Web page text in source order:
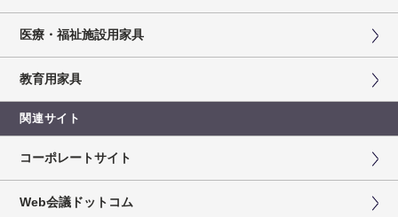
医療・福祉施設用家具
教育用家具
関連サイト
コーポレートサイト
Web会議ドットコム